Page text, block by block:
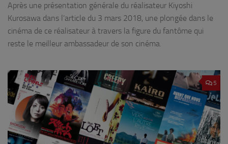
Après une présentation générale du réalisateur Kiyoshi
Kurosawa dans l’article du 3 mars 2018, une plongée dans le
cinéma de ce réalisateur à travers la figure du fantôme qui
reste le meilleur ambassadeur de son cinéma.
5